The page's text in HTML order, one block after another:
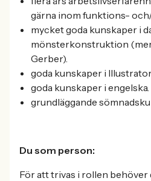
gärna inom funktions-
mycket goda kunskaper i
mönsterkonstruktion
Gerber).
goda kunskaper i
goda kunskaper i engelska.
grundläggande
Du som person:
För att trivas i rollen behöver